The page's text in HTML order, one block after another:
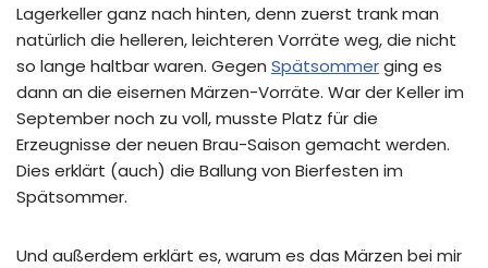
Lagerkeller ganz nach hinten, denn zuerst trank man
natürlich die helleren, leichteren Vorräte weg, die nicht
so lange haltbar waren. Gegen Spätsommerging es
dann an die eisernen Märzen-Vorräte. War der Keller im
September noch zu voll, musste Platz für die
Erzeugnisse der neuen Brau-Saison gemacht werden.
Dies erklärt (auch) die Ballung von Bierfesten im
Spätsommer.
Und außerdem erklärt es, warum es das Märzen bei mir